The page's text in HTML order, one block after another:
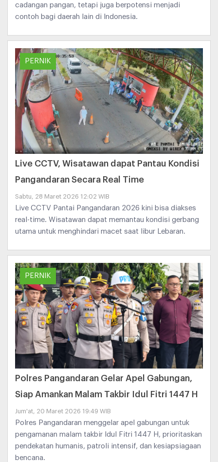
cadangan pangan, tetapi juga berpotensi menjadi
contoh bagi daerah lain di Indonesia.
PERNIK
Live CCTV, Wisatawan dapat Pantau Kondisi
Pangandaran Secara Real Time
Sabtu, 28 Maret 2026 12:02 WIB
Live CCTV Pantai Pangandaran 2026 kini bisa diakses
real-time. Wisatawan dapat memantau kondisi gerbang
utama untuk menghindari macet saat libur Lebaran.
PERNIK
Polres Pangandaran Gelar Apel Gabungan,
Siap Amankan Malam Takbir Idul Fitri 1447 H
Jum'at, 20 Maret 2026 19:49 WIB
Polres Pangandaran menggelar apel gabungan untuk
pengamanan malam takbir Idul Fitri 1447 H, prioritaskan
pendekatan humanis, patroli intensif, dan kesiapsiagaan
bencana.